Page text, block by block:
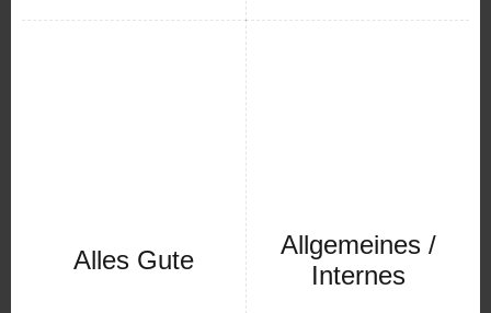
Alles Gute
Allgemeines /
Internes